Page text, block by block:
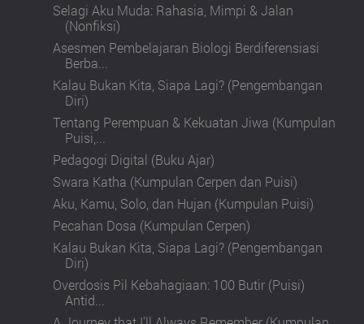
Selagi Aku Muda: Rahasia, Mimpi & Jalan
(Nonfiksi)
Asesmen Pembelajaran Biologi Berdiferensiasi
Berba...
Kalau Bukan Kita, Siapa Lagi? (Pengembangan
Diri)
Tentang Perempuan & Kekuatan Jiwa (Kumpulan
Puisi,...
Pedagogi Digital (Buku Ajar)
Swara Katha (Kumpulan Cerpen dan Puisi)
Aku, Kamu, Solo, dan Hujan (Kumpulan Puisi)
Pecahan Dosa (Kumpulan Cerpen)
Kalau Bukan Kita, Siapa Lagi? (Pengembangan
Diri)
Overdosis Pil Kebahagiaan: 100 Butir (Puisi)
Antid...